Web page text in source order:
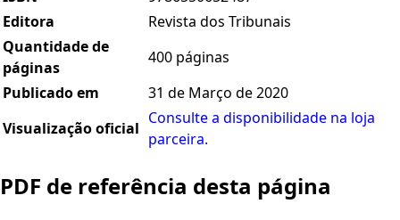
Editora
Revista dos Tribunais
Quantidade de
páginas
400 páginas
Publicado em
31 de Março de 2020
Visualização oficial
Consulte a disponibilidade na loja
parceira.
PDF de referência desta página